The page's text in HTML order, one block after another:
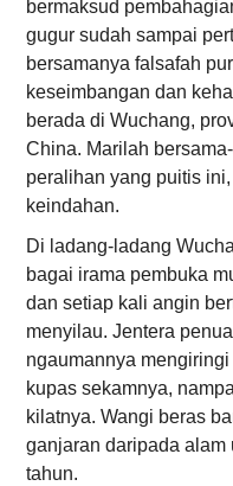
bermaksud
gugur sudah sampai
bersamanya falsafah
keseimbangan dan
berada di Wuchang,
China. Marilah
peralihan yang puitis
keindahan.
Di ladang-ladang
bagai irama pembuka
dan setiap kali angin
menyilau. Jentera
ngaumannya
kupas sekamnya,
kilatnya. Wangi beras
ganjaran daripada alam
tahun.